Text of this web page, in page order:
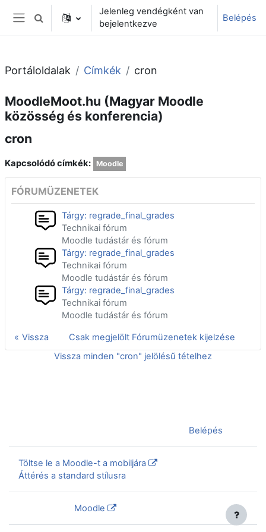
Tovább a fő tartalomhoz
Oldalpanel
Keresési bemeneti adatok váltása
Jelenleg vendégként van
bejelentkezve
Belépés
Portáloldalak Címkék cron
MoodleMoot.hu (Magyar Moodle
közösség és konferencia)
cron
Kapcsolódó címkék: Moodle
FÓRUMÜZENETEK
Tárgy: regrade_final_grades
Technikai fórum
Moodle tudástár és fórum
Tárgy: regrade_final_grades
Technikai fórum
Moodle tudástár és fórum
Tárgy: regrade_final_grades
Technikai fórum
Moodle tudástár és fórum
Vissza
Csak megjelölt Fórumüzenetek kijelzése
Vissza minden "cron" jelölésű tételhez
Belépés
Töltse le a Moodle-t a mobiljára
Áttérés a standard stílusra
Moodle